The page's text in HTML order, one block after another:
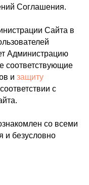
Соглашения.
Сайта в
Администрацию
соответствующие
и защиту
с
со всеми
и безусловно